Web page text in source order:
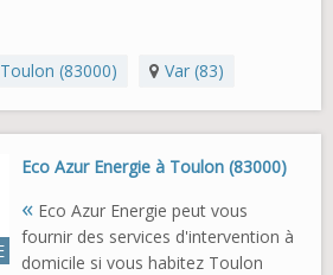
Toulon (83000) Var (83)
Eco Azur Energie à Toulon (83000)
« Eco Azur Energie peut vous
fournir des services d'intervention à
domicile si vous habitez Toulon